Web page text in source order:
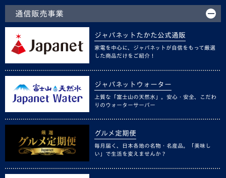
通信販売事業
ジャパネットたかた公式通販
家電を中心に、ジャパネットが自信をもって厳選
した商品だけをご紹介！
ジャパネットウォーター
上質な「富士山の天然水」。安心・安全、こだわ
りのウォーターサーバー
グルメ定期便
毎月届く、日本各地の名物・名産品。「美味し
い」で生活を変えませんか？